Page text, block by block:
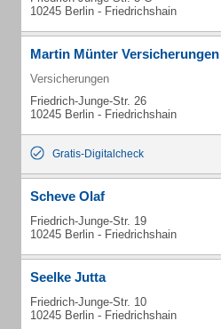
10245 Berlin - Friedrichshain
Martin Münter Versicherungen
Versicherungen
Friedrich-Junge-Str. 26
10245 Berlin - Friedrichshain
Gratis-Digitalcheck
Scheve Olaf
Friedrich-Junge-Str. 19
10245 Berlin - Friedrichshain
Seelke Jutta
Friedrich-Junge-Str. 10
10245 Berlin - Friedrichshain